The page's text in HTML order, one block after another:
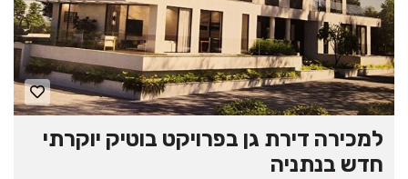
למכירה דירת גן בפרויקט בוטיק יוקרתי
חדש בנתניה